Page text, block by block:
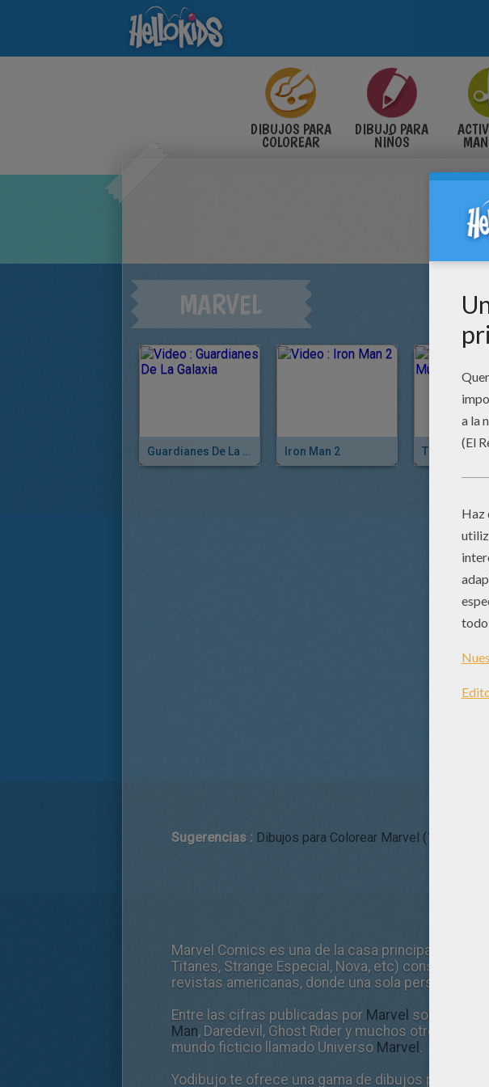
DIBUJOS PARA
COLOREAR
DIBUJO PARA
NIÑOS
MARVEL
Iron Man 2
Sugerencias : Dibujos para Colorear Marvel (146)
Marvel Comics es una de la casa principal
Titanes, Strange Especial, Nova, etc) consistió
revistas americanas, donde una sola persona o
Entre las cifras publicadas por Marvel son
Man, Daredevil, Ghost Rider y muchos otros. La
mundo ficticio llamado Universo Marvel .
Yodibujo te ofrece una gama de dibujos par